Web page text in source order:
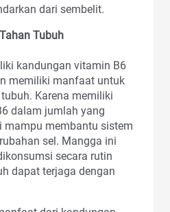
dari sembelit.
Tubuh
kandungan vitamin B6
memiliki manfaat untuk
Karena memiliki
dalam jumlah yang
mampu membantu sistem
sel. Mangga ini
secara rutin
dapat terjaga dengan